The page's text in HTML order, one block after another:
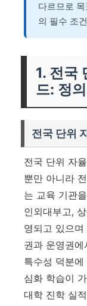
다르므로
의 필수 조
1. 전국
드: 정
전국 단위
전국 단위 자
뿐만 아니라
는 교육 기관
인외대부고,
영되고 있으
권과 운영권
특수성 덕분
심화 학습이
대학 진학 실